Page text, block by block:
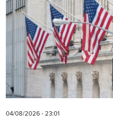
04/08/2026 - 23:01